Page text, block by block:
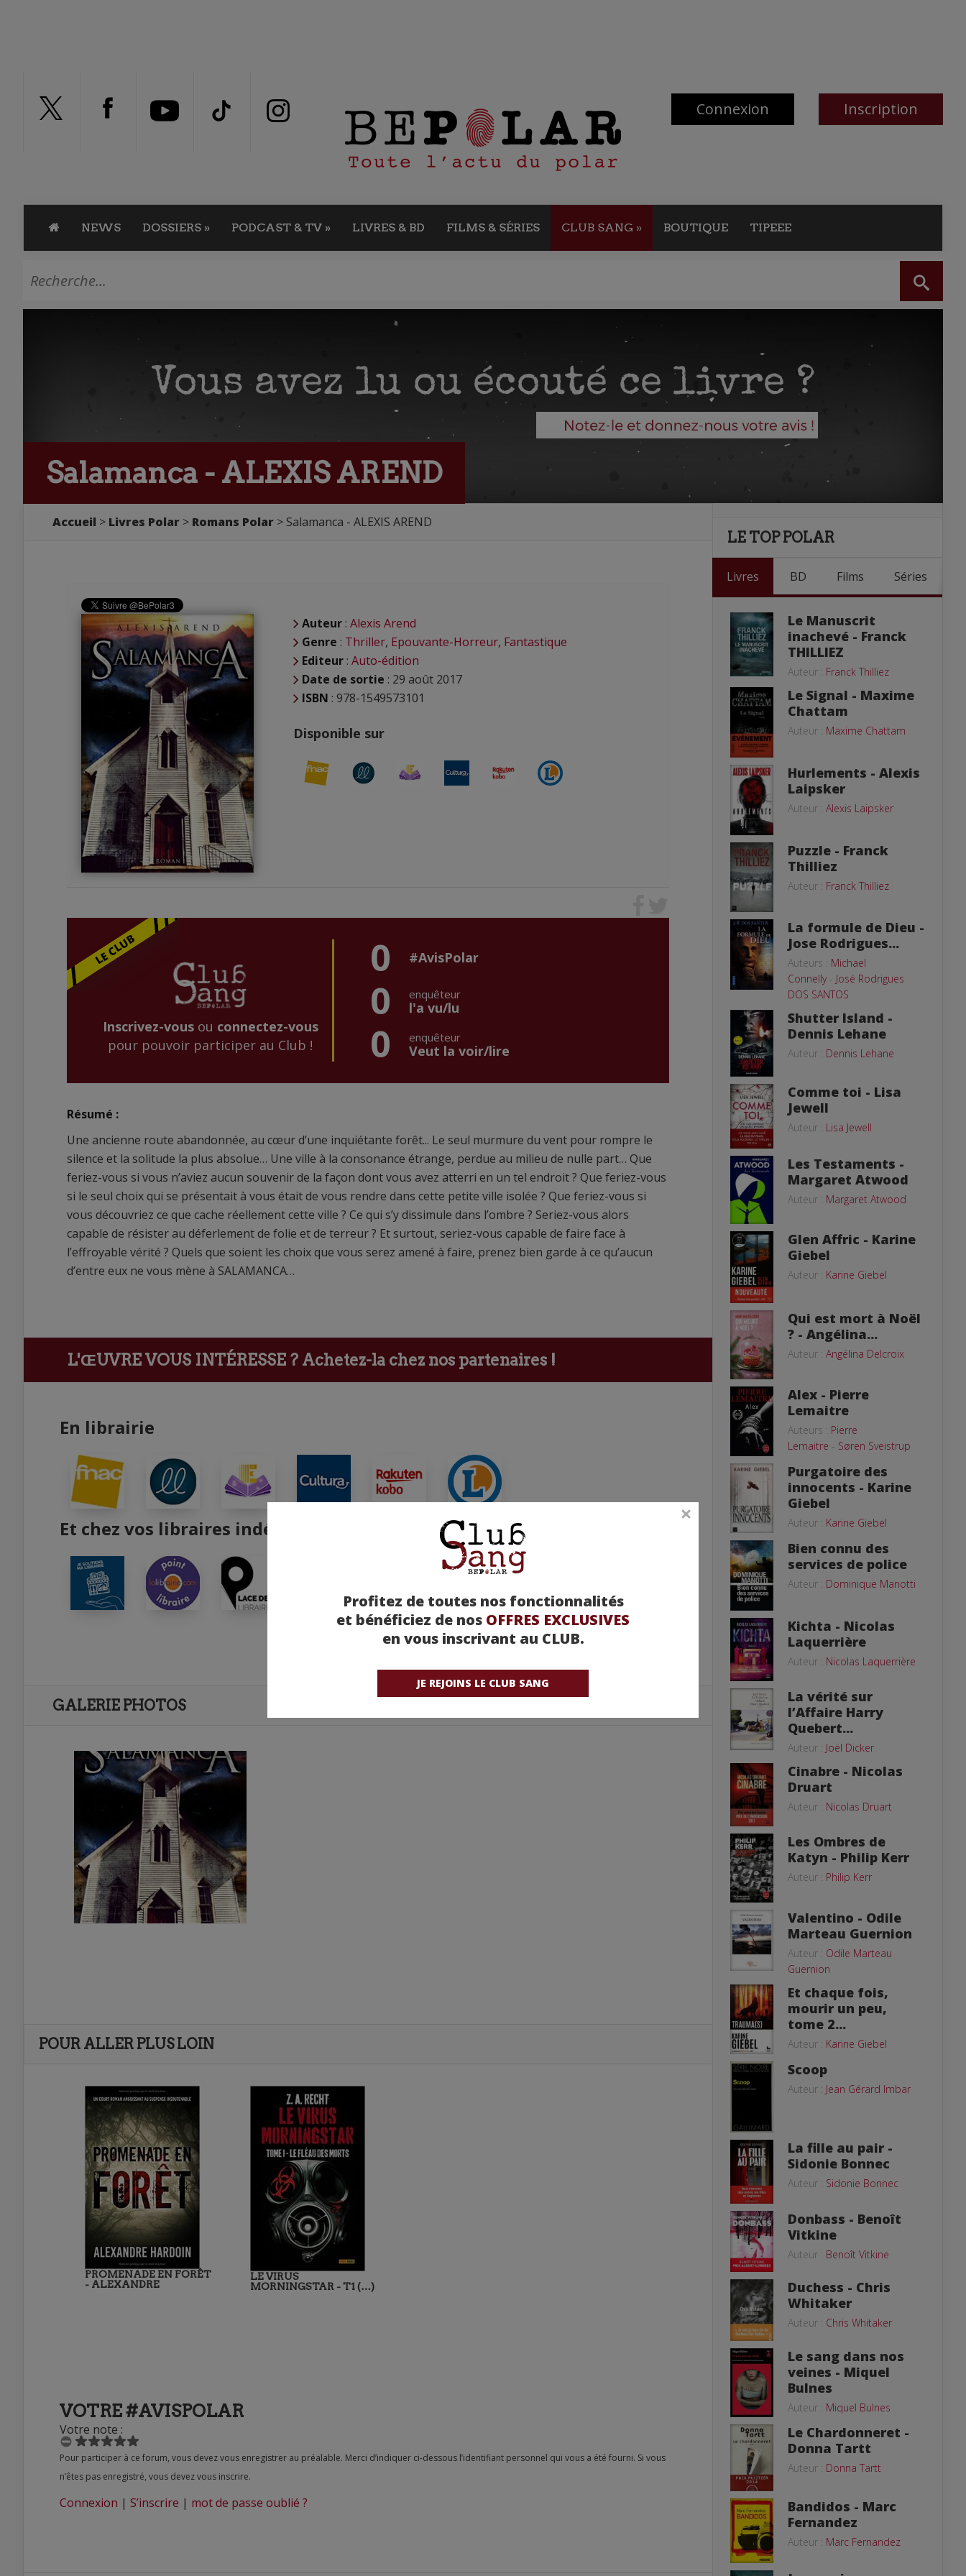
Connexion Inscription
NEWS DOSSIERS » PODCAST & TV » LIVRES & BD FILMS & SÉRIES CLUB SANG » BOUTIQUE TIPEEE
Profitez de toutes nos fonctionnalités
et bénéficiez de nos OFFRES EXCLUSIVES
en vous inscrivant au CLUB.
JE REJOINS LE CLUB SANG
Salamanca - ALEXIS AREND
Accueil Livres Polar Romans Polar Salamanca - ALEXIS AREND
Auteur : Alexis Arend
Genre : Thriller, Epouvante-Horreur, Fantastique
Editeur : Auto-édition
Date de sortie : 29 août 2017
ISBN : 978-1549573101
Disponible sur
Inscrivez-vousou connectez-vous
pour pouvoir participer au Club !
0 #AvisPolar
0 enquêteur
l'a vu/lu
0 enquêteur
Veut la voir/lire
Résumé :
Une ancienne route abandonnée, au cœur d’une inquiétante forêt... Le seul murmure du vent pour rompre le
silence et la solitude la plus absolue… Une ville à la consonance étrange, perdue au milieu de nulle part… Que
feriez-vous si vous n’aviez aucun souvenir de la façon dont vous avez atterri en un tel endroit ? Que feriez-vous
si le seul choix qui se présentait à vous était de vous rendre dans cette petite ville isolée ? Que feriez-vous si
vous découvriez ce que cache réellement cette ville ? Ce qui s’y dissimule dans l’ombre ? Seriez-vous alors
capable de résister au déferlement de folie et de terreur ? Et surtout, seriez-vous capable de faire face à
l’effroyable vérité ? Quels que soient les choix que vous serez amené à faire, prenez bien garde à ce qu’aucun
d’entre eux ne vous mène à SALAMANCA…
L'ŒUVRE VOUS INTÉRESSE ? Achetez-la chez nos partenaires !
En librairie
Et chez vos libraires indépendants
GALERIE PHOTOS
POUR ALLER PLUS LOIN
PROMENADE EN FORÊT
- ALEXANDRE
LE VIRUS
MORNINGSTAR - T1 (…)
VOTRE #AVISPOLAR
Votre note :
Pour participer à ce forum, vous devez vous enregistrer au préalable. Merci d’indiquer ci-dessous l’identifiant personnel qui vous a été fourni. Si vous
n’êtes pas enregistré, vous devez vous inscrire.
Connexion | S’inscrire | mot de passe oublié ?
LE TOP POLAR
Livres BD Films Séries
Le Manuscrit
inachevé - Franck
THILLIEZ
Auteur : Franck Thilliez
Le Signal - Maxime
Chattam
Auteur : Maxime Chattam
Hurlements - Alexis
Laipsker
Auteur : Alexis Laipsker
Puzzle - Franck
Thilliez
Auteur : Franck Thilliez
La formule de Dieu -
Jose Rodrigues...
Auteurs : Michael
Connelly- José Rodrigues
DOS SANTOS
Shutter Island -
Dennis Lehane
Auteur : Dennis Lehane
Comme toi - Lisa
Jewell
Auteur : Lisa Jewell
Les Testaments -
Margaret Atwood
Auteur : Margaret Atwood
Glen Affric - Karine
Giebel
Auteur : Karine Giebel
Qui est mort à Noël
? - Angélina...
Auteur : Angélina Delcroix
Alex - Pierre
Lemaitre
Auteurs : Pierre
Lemaitre - Søren Sveistrup
Purgatoire des
innocents - Karine
Giebel
Auteur : Karine Giebel
Bien connu des
services de police
Auteur : Dominique Manotti
Kichta - Nicolas
Laquerrière
Auteur : Nicolas Laquerrière
La vérité sur
l’Affaire Harry
Quebert...
Auteur : Joël Dicker
Cinabre - Nicolas
Druart
Auteur : Nicolas Druart
Les Ombres de
Katyn - Philip Kerr
Auteur : Philip Kerr
Valentino - Odile
Marteau Guernion
Auteur : Odile Marteau
Guernion
Et chaque fois,
mourir un peu,
tome 2...
Auteur : Karine Giebel
Scoop
Auteur : Jean Gérard Imbar
La fille au pair -
Sidonie Bonnec
Auteur : Sidonie Bonnec
Donbass - Benoît
Vitkine
Auteur : Benoît Vitkine
Duchess - Chris
Whitaker
Auteur : Chris Whitaker
Le sang dans nos
veines - Miquel
Bulnes
Auteur : Miquel Bulnes
Le Chardonneret -
Donna Tartt
Auteur : Donna Tartt
Bandidos - Marc
Fernandez
Auteur : Marc Fernandez